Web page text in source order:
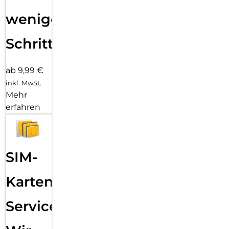
wenigen
Schritten
ab 9,99 €
inkl. MwSt.
Mehr
erfahren
SIM-
Karten
Service: